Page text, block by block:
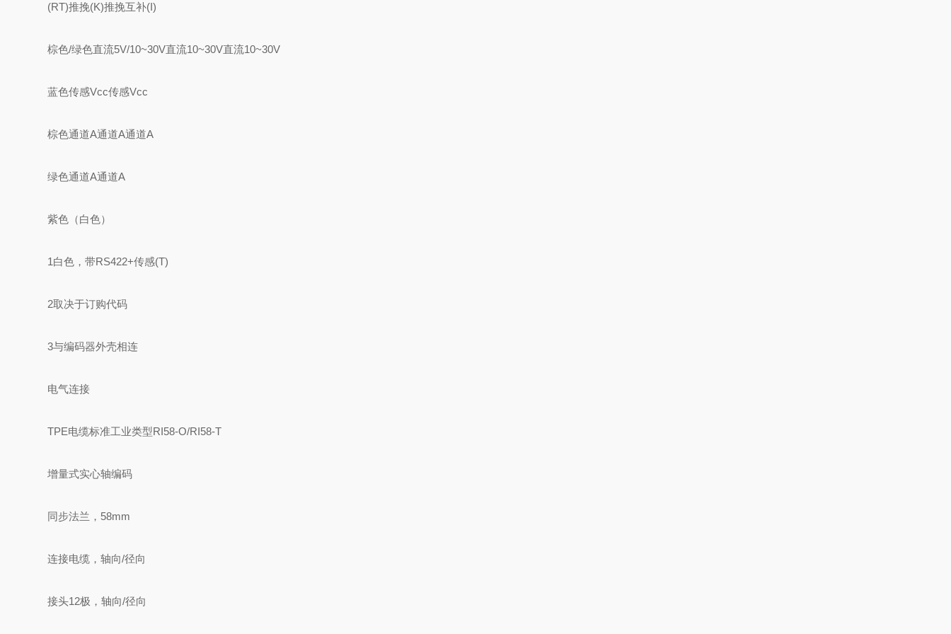
(RT)推挽(K)推挽互补(I)
棕色/绿色直流5V/10~30V直流10~30V直流10~30V
蓝色传感Vcc传感Vcc
棕色通道A通道A通道A
绿色通道A通道A
紫色（白色）
1白色，带RS422+传感(T)
2取决于订购代码
3与编码器外壳相连
电气连接
TPE电缆标准工业类型RI58-O/RI58-T
增量式实心轴编码
同步法兰，58mm
连接电缆，轴向/径向
接头12极，轴向/径向